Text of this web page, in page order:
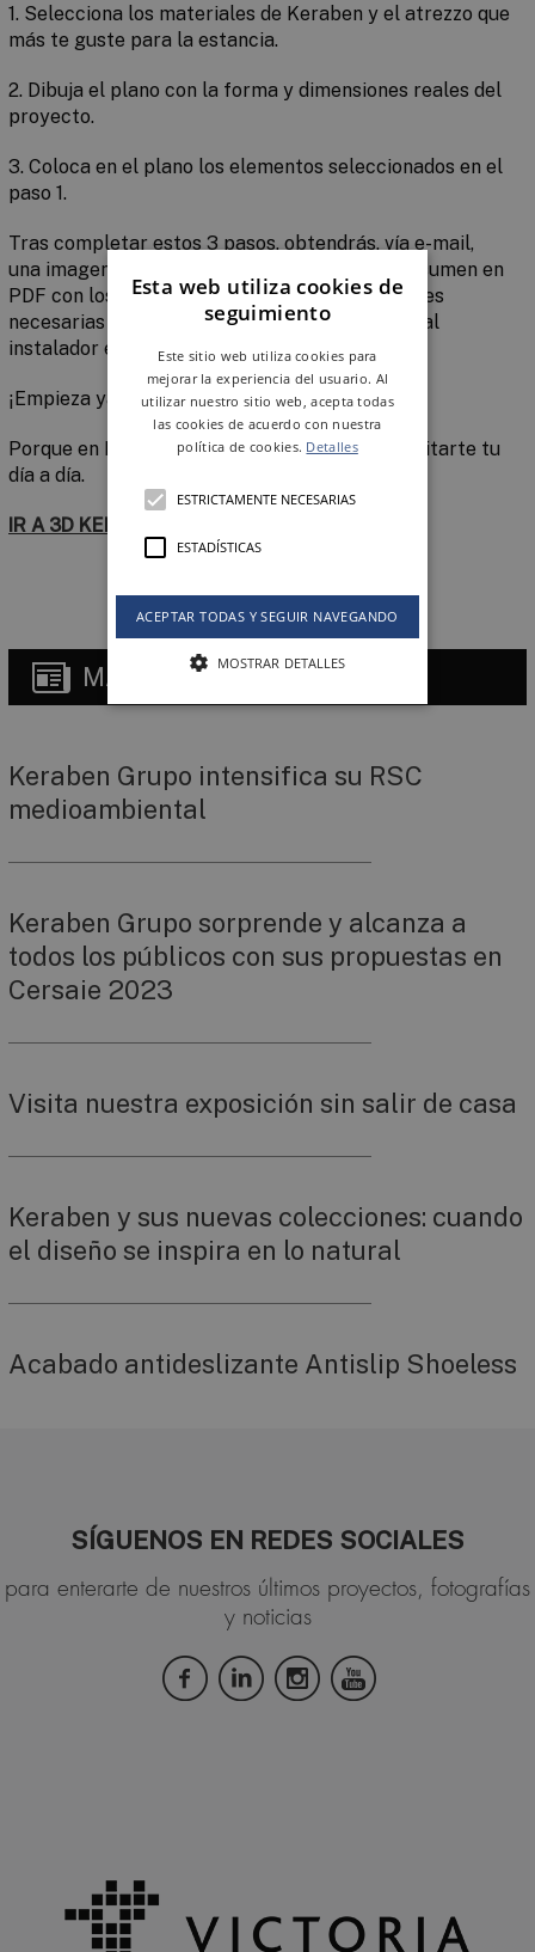
1. Selecciona los materiales de Keraben y el atrezzo que
más te guste para la estancia.
2. Dibuja el plano con la forma y dimensiones reales del
proyecto.
3. Coloca en el plano los elementos seleccionados en el
paso 1.
Tras completar estos 3 pasos, obtendrás, vía e-mail,
una imagen fotorrealista del ambiente
resumen en
PDF con los materiales utilizados, las cantidades
necesarias y las medidas, que servirán de guía al
instalador evitando, así, posibles problemas.
¡Empieza ya a añadir valor a tus ofertas!
Porque en Keraben nos preocupamos por facilitarte tu
día a día.
IR A 3D KERABEN
MÁS NOTICIAS
Keraben Grupo intensifica su RSC
medioambiental
Keraben Grupo sorprende y alcanza a
todos los públicos con sus propuestas en
Cersaie 2023
Visita nuestra exposición sin salir de casa
Keraben y sus nuevas colecciones: cuando
el diseño se inspira en lo natural
Acabado antideslizante Antislip Shoeless
SÍGUENOS EN REDES SOCIALES
para enterarte de nuestros últimos proyectos, fotografías
y noticias
Esta web utiliza cookies de
seguimiento
Este sitio web utiliza cookies para
mejorar la experiencia del usuario. Al
utilizar nuestro sitio web, acepta todas
las cookies de acuerdo con nuestra
política de cookies. Detalles
ESTRICTAMENTE NECESARIAS
ESTADÍSTICAS
ACEPTAR TODAS Y SEGUIR NAVEGANDO
MOSTRAR DETALLES